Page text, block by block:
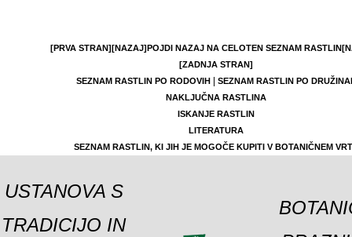
[PRVA STRAN][NAZAJ]POJDI NAZAJ NA CELOTEN SEZNAM RASTLIN
[ZADNJA STRAN]
SEZNAM RASTLIN PO RODOVIH|
SEZNAM RASTLIN PO
NAKLJUČNA RASTLINA
ISKANJE RASTLIN
LITERATURA
SEZNAM RASTLIN, KI JIH JE MOGOČE KUPITI V BOTANIČNEM
USTANOVA S
TRADICIJO IN